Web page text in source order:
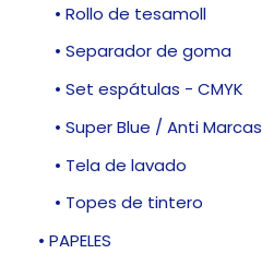
• Rollo de tesamoll
• Separador de goma
• Set espátulas - CMYK
• Super Blue / Anti Marcas
• Tela de lavado
• Topes de tintero
• PAPELES